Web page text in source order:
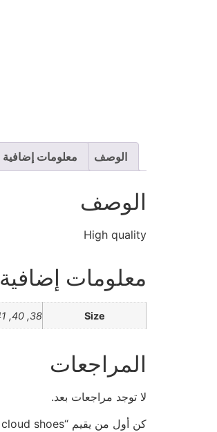
الوصف معلومات إضافية
الوصف
High quality
معلومات إضافية
Size
38, 40, 41
المراجعات
لا توجد مراجعات بعد.
كن أول من يقيم “On cloud shoes”